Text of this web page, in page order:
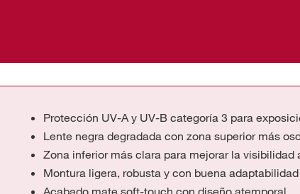
Protección UV-A y UV-B categoría 3 para
Lente negra degradada con zona superior más
Zona inferior más clara para mejorar la visibilidad
Montura ligera, robusta y con buena
Acabado mate soft-touch con diseño atemporal.